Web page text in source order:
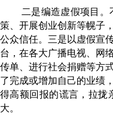
二是编造虚假项目
策、开展创业创新等幌子
公众信任。三是以虚假宣
台，在各大广播电视、网
传单、进行社会捐赠等方
了完成或增加自己的业绩
得高额回报的谎言，拉拢
大。